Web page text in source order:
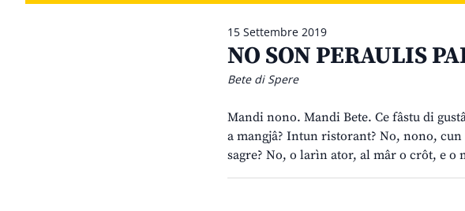
15 Settembre 2019
NO SON PERAULIS
Bete di Spere
Mandi nono. Mandi Bete. Ce fâstu di
a mangjâ? Intun ristorant? No, nono,
sagre? No, o larìn ator, al mâr o crôt, e